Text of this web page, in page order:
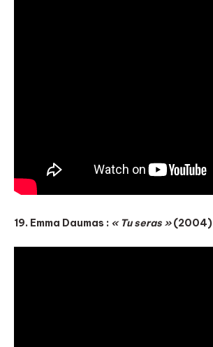
19. Emma Daumas : « Tu seras »(2004)